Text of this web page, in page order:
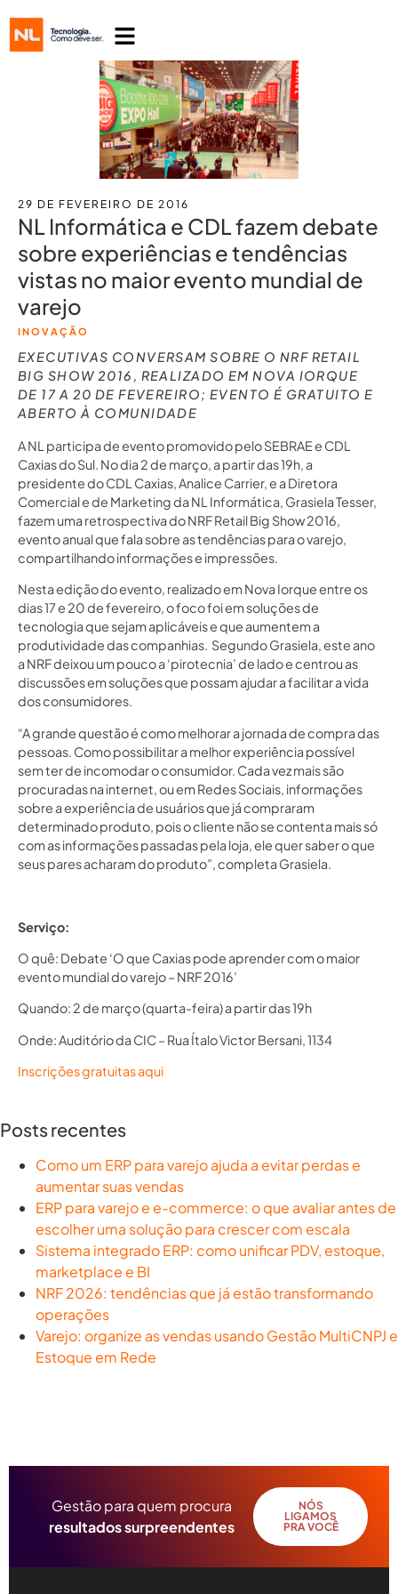
29 DE FEVEREIRO DE 2016
NL Informática e CDL fazem debate
sobre experiências e tendências
vistas no maior evento mundial de
varejo
INOVAÇÃO
EXECUTIVAS CONVERSAM SOBRE O NRF RETAIL
BIG SHOW 2016, REALIZADO EM NOVA IORQUE
DE 17 A 20 DE FEVEREIRO; EVENTO É GRATUITO E
ABERTO À COMUNIDADE
A NL participa de evento promovido pelo SEBRAE e CDL
Caxias do Sul. No dia 2 de março, a partir das 19h, a
presidente do CDL Caxias, Analice Carrier, e a Diretora
Comercial e de Marketing da NL Informática, Grasiela Tesser,
fazem uma retrospectiva do NRF Retail Big Show 2016,
evento anual que fala sobre as tendências para o varejo,
compartilhando informações e impressões.
Nesta edição do evento, realizado em Nova Iorque entre os
dias 17 e 20 de fevereiro, o foco foi em soluções de
tecnologia que sejam aplicáveis e que aumentem a
produtividade das companhias. Segundo Grasiela, este ano
a NRF deixou um pouco a ‘pirotecnia’ de lado e centrou as
discussões em soluções que possam ajudar a facilitar a vida
dos consumidores.
“A grande questão é como melhorar a jornada de compra das
pessoas. Como possibilitar a melhor experiência possível
sem ter de incomodar o consumidor. Cada vez mais são
procuradas na internet, ou em Redes Sociais, informações
sobre a experiência de usuários que já compraram
determinado produto, pois o cliente não se contenta mais só
com as informações passadas pela loja, ele quer saber o que
seus pares acharam do produto”, completa Grasiela.
Serviço:
O quê: Debate ‘O que Caxias pode aprender com o maior
evento mundial do varejo – NRF 2016’
Quando: 2 de março (quarta-feira) a partir das 19h
Onde: Auditório da CIC – Rua Ítalo Victor Bersani, 1134
Inscrições gratuitas aqui
Posts recentes
Como um ERP para varejo ajuda a evitar perdas e
aumentar suas vendas
ERP para varejo e e-commerce: o que avaliar antes de
escolher uma solução para crescer com escala
Sistema integrado ERP: como unificar PDV, estoque,
marketplace e BI
NRF 2026: tendências que já estão transformando
operações
Varejo: organize as vendas usando Gestão MultiCNPJ e
Estoque em Rede
Gestão para quem procura
resultados surpreendentes
NÓS
LIGAMOS
PRA VOCÊ